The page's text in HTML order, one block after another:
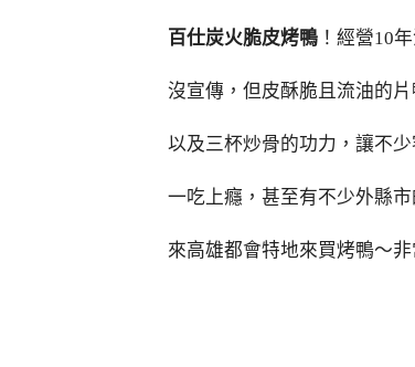
百仕炭火脆皮烤鴨 ！經營10
沒宣傳，但皮酥脆且流油的片
以及三杯炒骨的功力，讓不少
一吃上癮，甚至有不少外縣
來高雄都會特地來買烤鴨～非